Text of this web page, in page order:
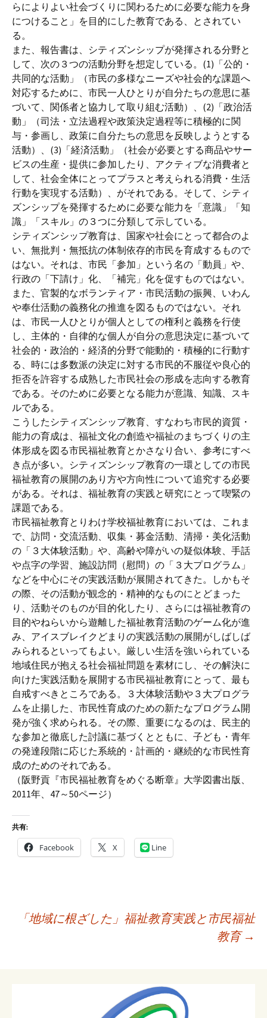
らによりよい社会づくりに関わるために必要な能力を身
につけること」を目的にした教育である、とされてい
る。
また、報告書は、シティズンシップが発揮される分野と
して、次の３つの活動分野を想定している。(1)「公的・
共同的な活動」（市民の多様なニーズや社会的な課題へ
対応するために、市民一人ひとりが自分たちの意思に基
づいて、関係者と協力して取り組む活動）、(2)「政治活
動」（司法・立法過程や政策決定過程等に積極的に関
与・参画し、政策に自分たちの意思を反映しようとする
活動）、(3)「経済活動」（社会が必要とする商品やサー
ビスの生産・提供に参加したり、アクティブな消費者と
して、社会全体にとってプラスと考えられる消費・生活
行動を実現する活動）、がそれである。そして、シティ
ズンシップを発揮するために必要な能力を「意識」「知
識」「スキル」の３つに分類して示している。
シティズンシップ教育は、国家や社会にとって都合のよ
い、無批判・無抵抗の体制依存的市民を育成するもので
はない。それは、市民「参加」という名の「動員」や、
行政の「下請け」化、「補完」化を促すものではない。
また、官製的なボランティア・市民活動の振興、いわん
や奉仕活動の義務化の推進を図るものではない。それ
は、市民一人ひとりが個人としての権利と義務を行使
し、主体的・自律的な個人が自分の意思決定に基づいて
社会的・政治的・経済的分野で能動的・積極的に行動す
る、時には多数派の決定に対する市民的不服従や良心的
拒否を許容する成熟した市民社会の形成を志向する教育
である。そのために必要となる能力が意識、知識、スキ
ルである。
こうしたシティズンシップ教育、すなわち市民的資質・
能力の育成は、福祉文化の創造や福祉のまちづくりの主
体形成を図る市民福祉教育とかさなり合い、参考にすべ
き点が多い。シティズンシップ教育の一環としての市民
福祉教育の展開のあり方や方向性について追究する必要
がある。それは、福祉教育の実践と研究にとって喫緊の
課題である。
市民福祉教育とりわけ学校福祉教育においては、これま
で、訪問・交流活動、収集・募金活動、清掃・美化活動
の「３大体験活動」や、高齢や障がいの疑似体験、手話
や点字の学習、施設訪問（慰問）の「３大プログラム」
などを中心にその実践活動が展開されてきた。しかもそ
の際、その活動が観念的・精神的なものにとどまった
り、活動そのものが目的化したり、さらには福祉教育の
目的やねらいから遊離した福祉教育活動のゲーム化が進
み、アイスブレイクどまりの実践活動の展開がしばしば
みられるといってもよい。厳しい生活を強いられている
地域住民が抱える社会福祉問題を素材にし、その解決に
向けた実践活動を展開する市民福祉教育にとって、最も
自戒すべきところである。３大体験活動や３大プログラ
ムを止揚した、市民性育成のための新たなプログラム開
発が強く求められる。その際、重要になるのは、民主的
な参加と徹底した討議に基づくとともに、子ども・青年
の発達段階に応じた系統的・計画的・継続的な市民性育
成のためのそれである。
（阪野貢『市民福祉教育をめぐる断章』大学図書出版、
2011年、47～50ページ）
共有:
Facebook X Line
「地域に根ざした」福祉教育実践と市民福祉
教育 →